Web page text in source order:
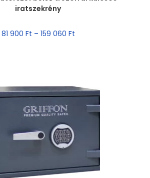
iratszekrény
81 900 Ft – 159 060 Ft